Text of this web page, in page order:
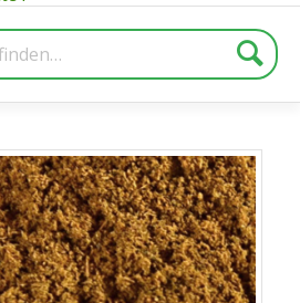
Suche